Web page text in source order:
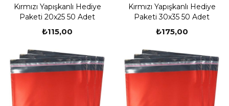
Kırmızı Yapışkanlı Hediye
Paketi 20x25 50 Adet
₺115,00
Kırmızı Yapışkanlı Hediye
Paketi 30x35 50 Adet
₺175,00